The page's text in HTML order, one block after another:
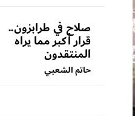
صلاح في طرابزون..
قرار أكبر مما يراه
المنتقدون
حاتم الشعبي